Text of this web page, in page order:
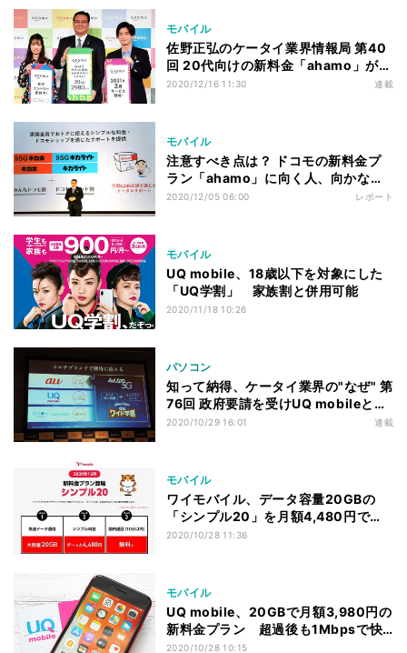
モバイル
佐野正弘のケータイ業界情報局 第40
回 20代向けの新料金「ahamo」が話
題のNTTドコモ、なぜ若者に弱かった
2020/12/16 11:30 連載
モバイル
注意すべき点は？ ドコモの新料金プ
ラン「ahamo」に向く人、向かない
人
2020/12/05 06:00 レポート
モバイル
UQ mobile、18歳以下を対象にした
「UQ学割」 家族割と併用可能
2020/11/18 10:26
パソコン
知って納得、ケータイ業界の"なぜ" 第
76回 政府要請を受けUQ mobileとワ
イモバイルが打ち出す「20GBプラ
2020/10/29 16:01 連載
モバイル
ワイモバイル、データ容量20GBの
「シンプル20」を月額4,480円で提
供
2020/10/28 11:36
モバイル
UQ mobile、20GBで月額3,980円の
新料金プラン 超過後も1Mbpsで快
適通信
2020/10/28 10:15